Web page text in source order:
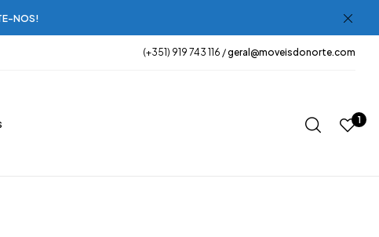
NOS!
(+351) 919 743 116 /geral@moveisdonorte.com
1